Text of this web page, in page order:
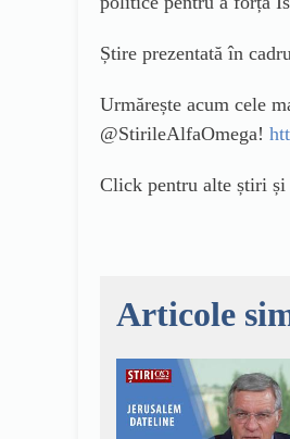
Știre prezentată în
Urmărește acum cele
@StirileAlfaOmega!
Click pentru alte știri și
Articole